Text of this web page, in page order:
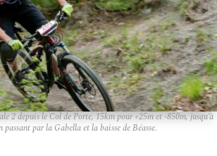
2 depuis le Col de Porte, 15km pour +25m et -850m, jusqu’à
passant par la Gabella et la baisse de Béasse.